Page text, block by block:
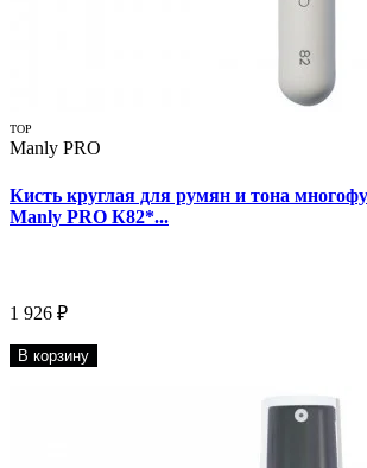
TOP
Manly PRO
Кисть круглая для румян и тона
Manly PRO К82*...
1 926 ₽
В корзину